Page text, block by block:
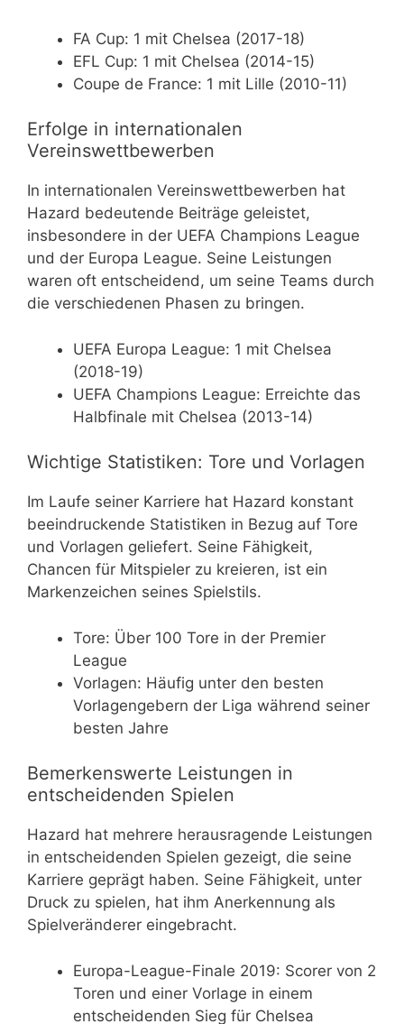
FA Cup: 1 mit Chelsea (2017-18)
EFL Cup: 1 mit Chelsea (2014-15)
Coupe de France: 1 mit Lille (2010-11)
Erfolge in internationalen
Vereinswettbewerben
In internationalen Vereinswettbewerben hat
Hazard bedeutende Beiträge geleistet,
insbesondere in der UEFA Champions League
und der Europa League. Seine Leistungen
waren oft entscheidend, um seine Teams durch
die verschiedenen Phasen zu bringen.
UEFA Europa League: 1 mit Chelsea
(2018-19)
UEFA Champions League: Erreichte das
Halbfinale mit Chelsea (2013-14)
Wichtige Statistiken: Tore und Vorlagen
Im Laufe seiner Karriere hat Hazard konstant
beeindruckende Statistiken in Bezug auf Tore
und Vorlagen geliefert. Seine Fähigkeit,
Chancen für Mitspieler zu kreieren, ist ein
Markenzeichen seines Spielstils.
Tore: Über 100 Tore in der Premier
League
Vorlagen: Häufig unter den besten
Vorlagengebern der Liga während seiner
besten Jahre
Bemerkenswerte Leistungen in
entscheidenden Spielen
Hazard hat mehrere herausragende Leistungen
in entscheidenden Spielen gezeigt, die seine
Karriere geprägt haben. Seine Fähigkeit, unter
Druck zu spielen, hat ihm Anerkennung als
Spielveränderer eingebracht.
Europa-League-Finale 2019: Scorer von 2
Toren und einer Vorlage in einem
entscheidenden Sieg für Chelsea